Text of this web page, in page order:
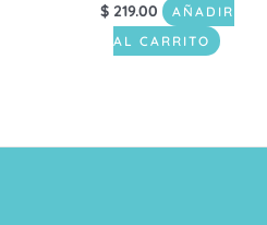
$219.00
AÑADIR
AL CARRITO